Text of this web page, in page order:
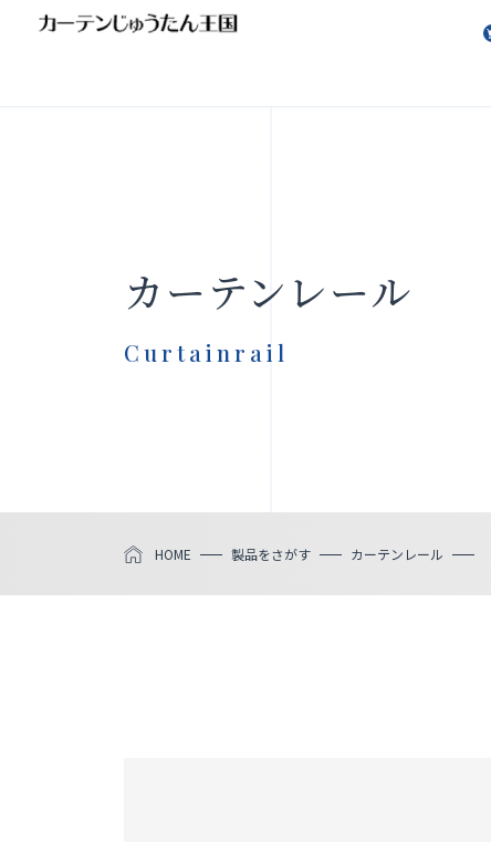
製品をさがす
カーテンレール
Curtainrail
HOME 製品をさがす カーテンレール